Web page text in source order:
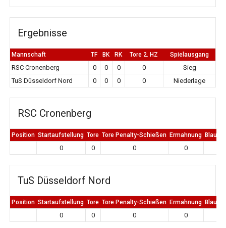
Ergebnisse
Mannschaft TF BK RK Tore 2. HZ Spielausgang
RSC Cronenberg 0 0 0 0
Sieg
TuS Düsseldorf Nord
0 0 0 0 Niederlage
RSC Cronenberg
Position Startaufstellung Tore Tore Penalty-Schießen Ermahnung Blaue
0 0 0 0
TuS Düsseldorf Nord
Position Startaufstellung Tore Tore Penalty-Schießen Ermahnung Blaue
0 0 0 0